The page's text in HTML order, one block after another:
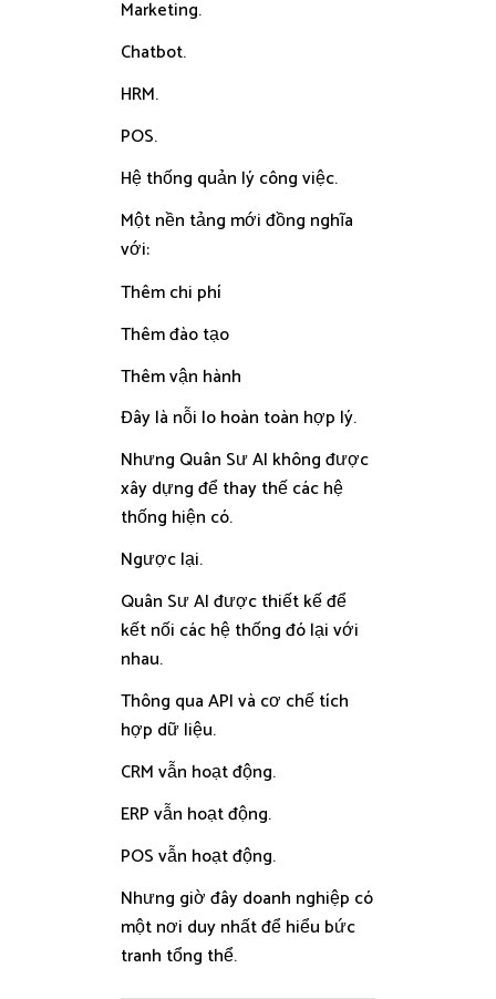
Marketing.
Chatbot.
HRM.
POS.
Hệ thống quản lý công việc.
Một nền tảng mới đồng nghĩa
với:
Thêm chi phí
Thêm đào tạo
Thêm vận hành
Đây là nỗi lo hoàn toàn hợp lý.
Nhưng Quân Sư AI không được
xây dựng để thay thế các hệ
thống hiện có.
Ngược lại.
Quân Sư AI được thiết kế để
kết nối các hệ thống đó lại với
nhau.
Thông qua API và cơ chế tích
hợp dữ liệu.
CRM vẫn hoạt động.
ERP vẫn hoạt động.
POS vẫn hoạt động.
Nhưng giờ đây doanh nghiệp có
một nơi duy nhất để hiểu bức
tranh tổng thể.